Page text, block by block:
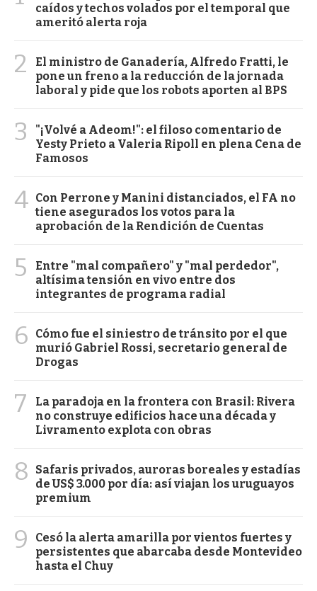
caídos y techos volados por el temporal que
ameritó alerta roja
2
El ministro de Ganadería, Alfredo Fratti, le
pone un freno a la reducción de la jornada
laboral y pide que los robots aporten al BPS
3
"¡Volvé a Adeom!": el filoso comentario de
Yesty Prieto a Valeria Ripoll en plena Cena de
Famosos
4 Con Perrone y Manini distanciados, el FA no
tiene asegurados los votos para la
aprobación de la Rendición de Cuentas
5
Entre "mal compañero" y "mal perdedor",
altísima tensión en vivo entre dos
integrantes de programa radial
6
Cómo fue el siniestro de tránsito por el que
murió Gabriel Rossi, secretario general de
Drogas
7
La paradoja en la frontera con Brasil: Rivera
no construye edificios hace una década y
Livramento explota con obras
8
Safaris privados, auroras boreales y estadías
de US$ 3.000 por día: así viajan los uruguayos
premium
9
Cesó la alerta amarilla por vientos fuertes y
persistentes que abarcaba desde Montevideo
hasta el Chuy